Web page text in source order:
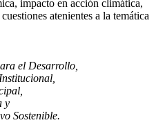
impacto en acción climática,
atenientes a la temática
el Desarrollo,
y
Sostenible.